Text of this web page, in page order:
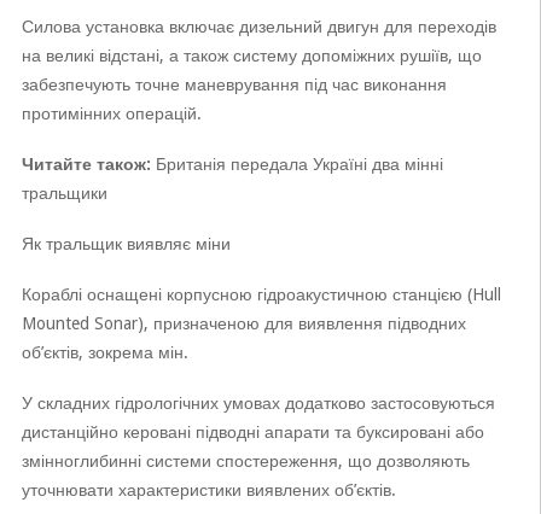
Силова установка включає дизельний двигун для переходів
на великі відстані, а також систему допоміжних рушіїв, що
забезпечують точне маневрування під час виконання
протимінних операцій.
Читайте також: Британія передала Україні два мінні
тральщики
Як тральщик виявляє міни
Кораблі оснащені корпусною гідроакустичною станцією (Hull
Mounted Sonar), призначеною для виявлення підводних
об’єктів, зокрема мін.
У складних гідрологічних умовах додатково застосовуються
дистанційно керовані підводні апарати та буксировані або
змінноглибинні системи спостереження, що дозволяють
уточнювати характеристики виявлених об’єктів.